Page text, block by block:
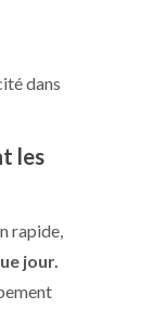
dans
les
rapide,
jour.